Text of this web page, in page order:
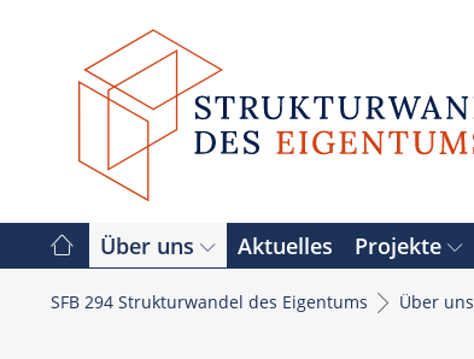
Inhalt
springen
Über uns Aktuelles Projekte
SFB 294 Strukturwandel des Eigentums Über uns